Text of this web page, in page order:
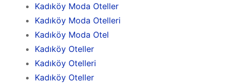
Kadıköy Moda Oteller
Kadıköy Moda Otelleri
Kadıköy Moda Otel
Kadıköy Oteller
Kadıköy Otelleri
Kadıköy Oteller